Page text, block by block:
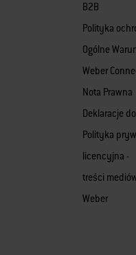
B2B
Polityka
Ogólne
Weber
Nota Prawna
Deklaracje
Polityka
licencyjna -
treści
Weber